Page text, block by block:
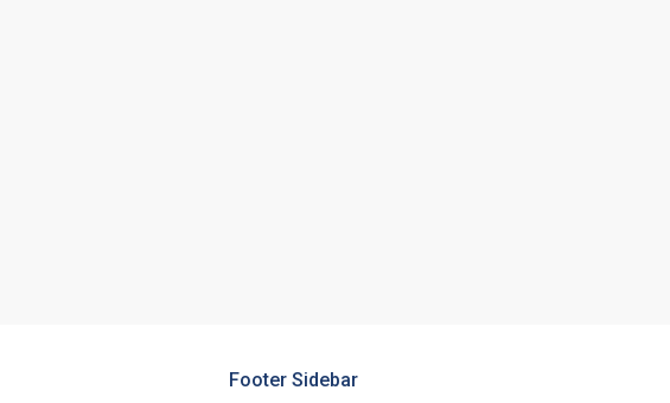
Footer Sidebar